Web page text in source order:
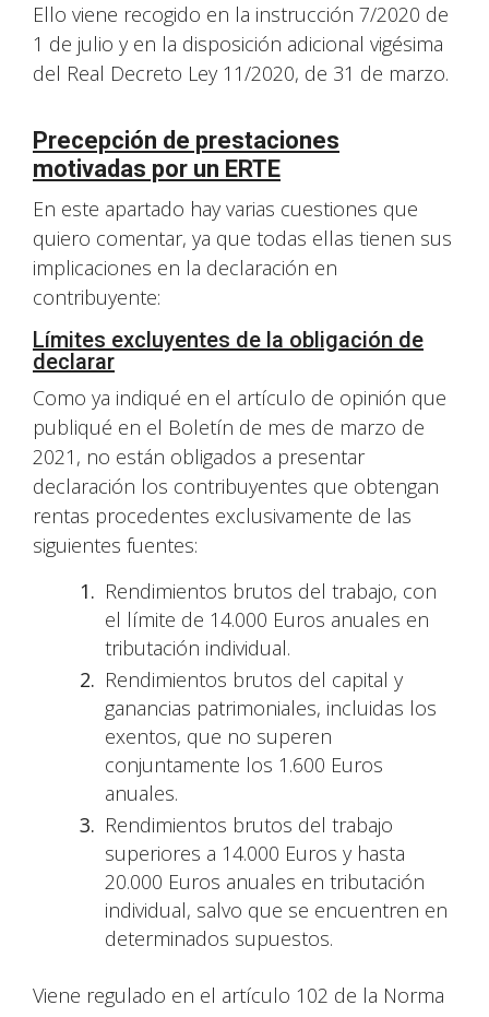
Ello viene recogido en la instrucción 7/2020 de
1 de julio y en la disposición adicional vigésima
del Real Decreto Ley 11/2020, de 31 de marzo.
Precepción de prestaciones
motivadas por un ERTE
En este apartado hay varias cuestiones que
quiero comentar, ya que todas ellas tienen sus
implicaciones en la declaración en
contribuyente:
Límites excluyentes de la obligación de
declarar
Como ya indiqué en el artículo de opinión que
publiqué en el Boletín de mes de marzo de
2021, no están obligados a presentar
declaración los contribuyentes que obtengan
rentas procedentes exclusivamente de las
siguientes fuentes:
Rendimientos brutos del trabajo, con
el límite de 14.000 Euros anuales en
tributación individual.
Rendimientos brutos del capital y
ganancias patrimoniales, incluidas los
exentos, que no superen
conjuntamente los 1.600 Euros
anuales.
Rendimientos brutos del trabajo
superiores a 14.000 Euros y hasta
20.000 Euros anuales en tributación
individual, salvo que se encuentren en
determinados supuestos.
Viene regulado en el artículo 102 de la Norma